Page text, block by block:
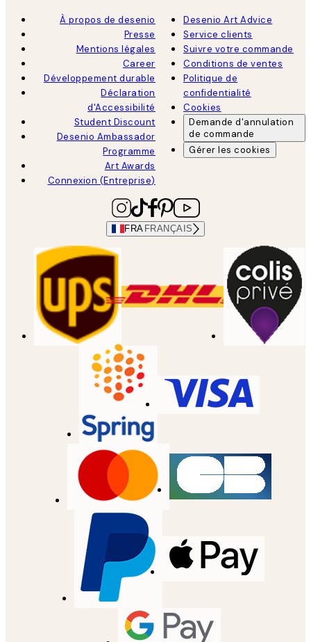
À propos de desenio
Presse
Mentions légales
Career
Développement durable
Déclaration
d'Accessibilité
Student Discount
Desenio Ambassador
Programme
Art Awards
Connexion (Entreprise)
Desenio Art Advice
Service clients
Suivre votre commande
Conditions de ventes
Politique de
confidentialité
Cookies
Demande d'annulation
de commande
Gérer les cookies
FRA FRANÇAIS